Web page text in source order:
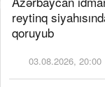
reytinq
qoruyub
03.08.2026, 20:00